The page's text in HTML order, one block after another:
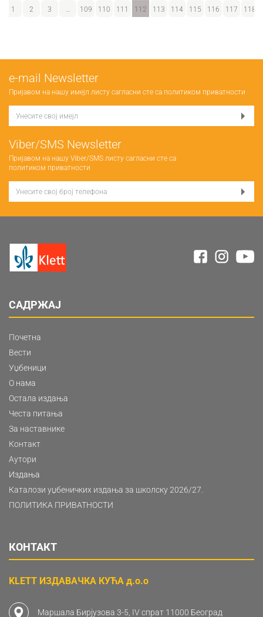
1 2 3 109 110 111 112 113 114 115 116 117 118
е-mail Newsletter
Пријавом на нашу имејл листу сагласни сте са политиком приватности
Viber/SMS Newsletter
Пријавом на нашу Viber/SMS листу сагласни сте са
политиком приватности
САДРЖАЈ
Почетна
Вести
Уџбеници
О нама
Остала издања
Честа питања
За наставнике
Контакт
Аутори
Издања
Каталози уџбеничких издања за школску 2026/27.
ПОЛИТИКА ПРИВАТНОСТИ
КОНТАКТ
KLETT ИЗДАВАЧКА КУЋА д.о.о
Маршала Бирјузова 3-5, IV спрат 11000 Београд